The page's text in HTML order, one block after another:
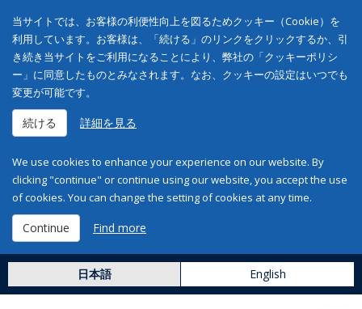
当サイトでは、お客様の利便性向上を図るためクッキー（Cookie）を
利用しています。お客様は、「続ける」のリンクをクリックするか、引
き続き当サイトをご利用になることにより、弊社の「クッキーポリシ
ー」に同意したものとみなされます。なお、クッキーの設定はいつでも
変更が可能です。
続ける 詳細を見る
We use cookies to enhance your experience on our website. By
clicking "continue" or continue using our website, you accept the use
of cookies. You can change the setting of cookies at any time.
Continue Find more
日本語 English